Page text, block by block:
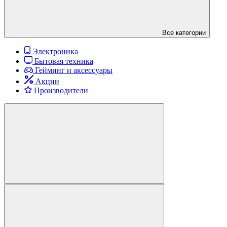
Все категории
Электроника
Бытовая техника
Гейминг и аксессуары
Акции
Производители